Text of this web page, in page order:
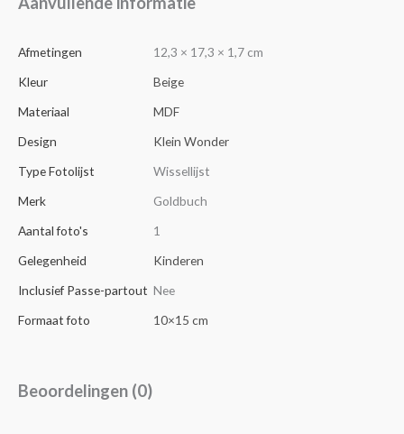
Afmetingen
12,3 × 17,3 × 1,7 cm
Kleur
Beige
Materiaal
MDF
Design
Klein Wonder
Type Fotolijst
Wissellijst
Merk
Goldbuch
Aantal foto's
1
Gelegenheid
Kinderen
Inclusief Passe-partout Nee
Formaat foto
10×15 cm
Beoordelingen (0)